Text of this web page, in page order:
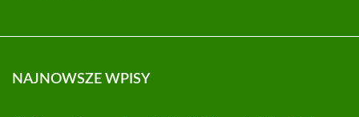
NAJNOWSZE WPISY